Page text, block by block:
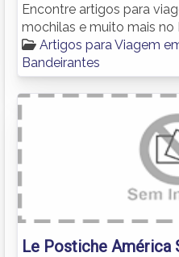
Encontre artigos para
mochilas e muito mais no
Artigos para Viagem
Bandeirantes
Le Postiche América